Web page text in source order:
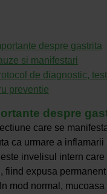
despre gastrita
si manifestari
de diagnostic,
preventie
despre
care se
ca urmare a inflamarii
invelisul intern care
fiind expusa
mod normal, mucoasa